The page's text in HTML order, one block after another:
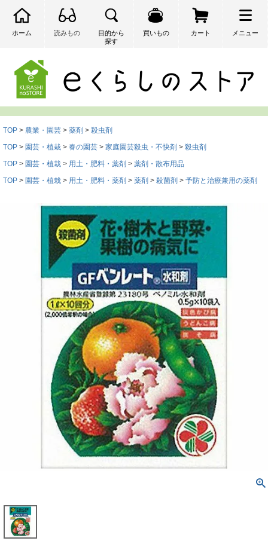
ホーム 読みもの
目的から
探す
買いもの カート メニュー
TOP 農業・園芸 薬剤
殺虫剤
TOP
園芸・植栽 春の園芸 家庭園芸殺虫・不快剤
殺虫剤
TOP
園芸・植栽 用土・肥料・薬剤
薬剤・散布用品
TOP
園芸・植栽 用土・肥料・薬剤 薬剤 殺菌剤 予防と治療兼用の薬剤